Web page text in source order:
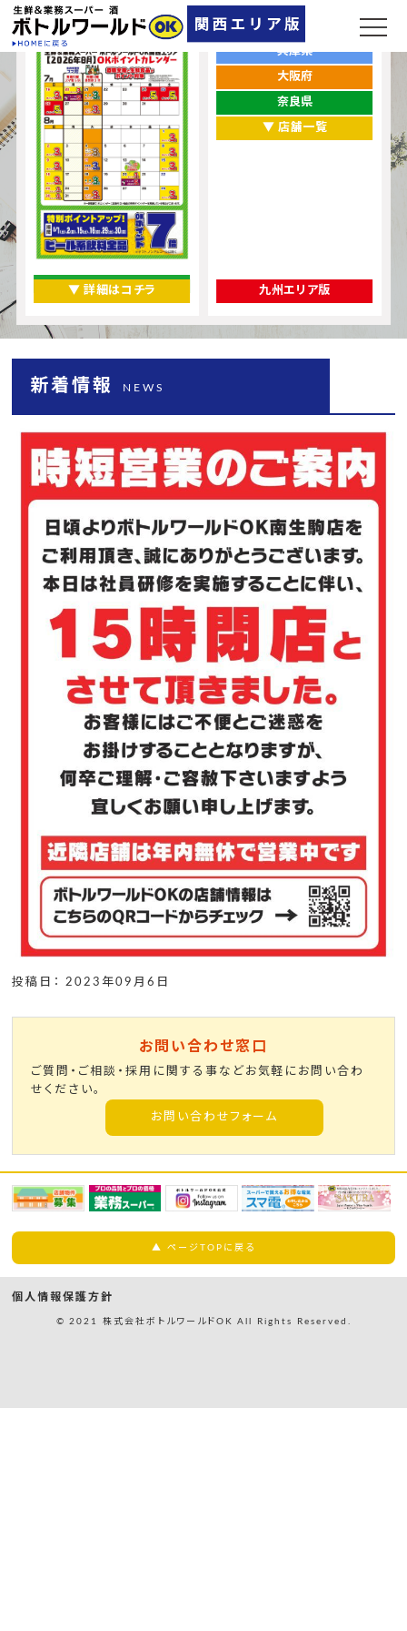
ポイントカレンダー
▼ 詳細はコチラ
お店をエリアから探す
兵庫県
大阪府
奈良県
▼ 店舗一覧
九州エリア版
新着情報 NEWS
投稿日： 2023年09月6日
お問い合わせ窓口
ご質問・ご相談・採用に関する事などお気軽にお問い合わ
せください。
お問い合わせフォーム
▲ ページTOPに戻る
個人情報保護方針
© 2021 株式会社ボトルワールドOK All Rights Reserved.